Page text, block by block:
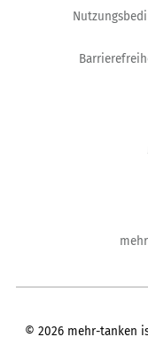
© 2026 mehr-tanken